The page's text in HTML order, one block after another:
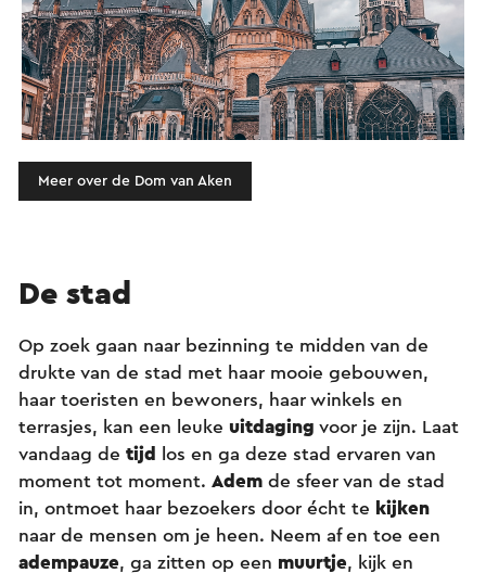
Meer over de Dom van Aken
De stad
Op zoek gaan naar bezinning te midden van de
drukte van de stad met haar mooie gebouwen,
haar toeristen en bewoners, haar winkels en
terrasjes, kan een leuke uitdaging voor je zijn. Laat
vandaag de tijd
los en ga deze stad ervaren van
moment tot moment. Adem de sfeer van de stad
in, ontmoet haar bezoekers door écht te kijken
naar de mensen om je heen. Neem af en toe een
adempauze, ga zitten op een muurtje, kijk en